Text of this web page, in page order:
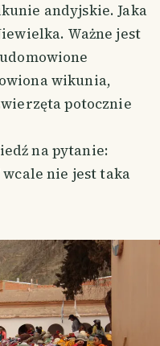
andyjskie. Jaka
Ważne jest
wikunia,
potocznie
na pytanie:
nie jest taka